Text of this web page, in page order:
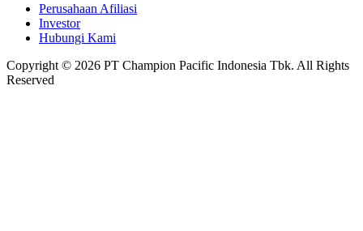
Perusahaan Afiliasi
Investor
Hubungi Kami
Copyright © 2026 PT Champion Pacific Indonesia Tbk. All Rights
Reserved